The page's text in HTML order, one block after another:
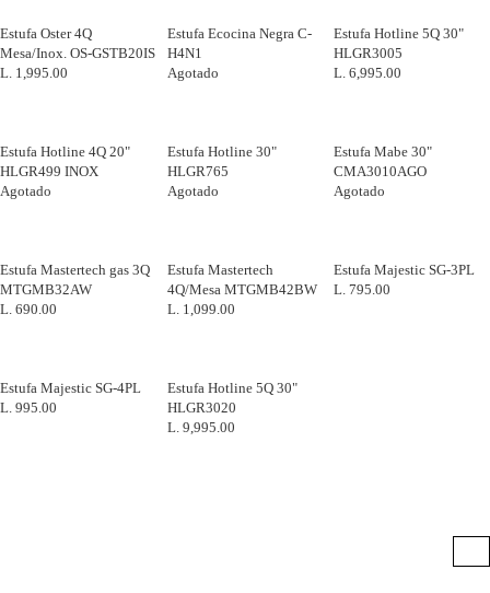
Estufa Oster 4Q
Mesa/Inox. OS-GSTB20IS
L. 1,995.00
Estufa Ecocina Negra C-
H4N1
Agotado
Estufa Hotline 5Q 30"
HLGR3005
L. 6,995.00
Estufa Hotline 4Q 20"
HLGR499 INOX
Agotado
Estufa Hotline 30"
HLGR765
Agotado
Estufa Mabe 30"
CMA3010AGO
Agotado
Estufa Mastertech gas 3Q
MTGMB32AW
L. 690.00
Estufa Mastertech
4Q/Mesa MTGMB42BW
L. 1,099.00
Estufa Majestic SG-3PL
L. 795.00
Estufa Majestic SG-4PL
L. 995.00
Estufa Hotline 5Q 30"
HLGR3020
L. 9,995.00